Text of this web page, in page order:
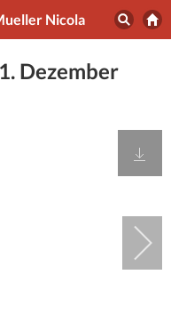
Nicola
Dezember